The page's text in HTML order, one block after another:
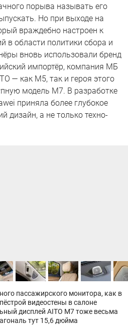
порыва называть его
Но при выходе на
враждебно настроен к
в области политики сбора и
вновь использовали бренд
импортёр, компания МБ
— как M5, так и героя этого
модель M7. В разработке
приняла более глубокое
дизайн, а не только техно-
пассажирского монитора, как в
видеостены в салоне
дисплей AITO М7 тоже весьма
тут 15,6 дюйма